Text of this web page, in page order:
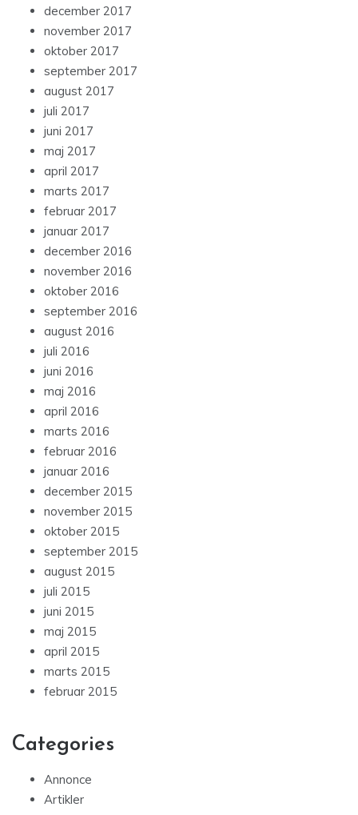
december 2017
november 2017
oktober 2017
september 2017
august 2017
juli 2017
juni 2017
maj 2017
april 2017
marts 2017
februar 2017
januar 2017
december 2016
november 2016
oktober 2016
september 2016
august 2016
juli 2016
juni 2016
maj 2016
april 2016
marts 2016
februar 2016
januar 2016
december 2015
november 2015
oktober 2015
september 2015
august 2015
juli 2015
juni 2015
maj 2015
april 2015
marts 2015
februar 2015
Categories
Annonce
Artikler